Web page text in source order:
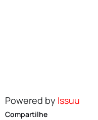
Powered by Issuu
Compartilhe